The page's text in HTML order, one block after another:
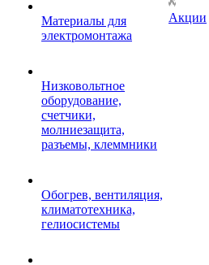
Материалы для
электромонтажа
Низковольтное
оборудование,
счетчики,
молниезащита,
разъемы, клеммники
Обогрев, вентиляция,
климатотехника,
гелиосистемы
Акции